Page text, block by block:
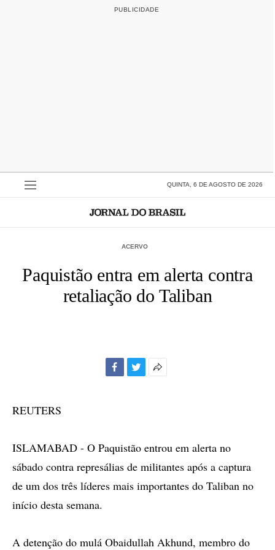
QUINTA, 6 DE AGOSTO DE 2026
ACERVO
Paquistão entra em alerta contra
retaliação do Taliban
REUTERS
ISLAMABAD - O Paquistão entrou em alerta no
sábado contra represálias de militantes após a captura
de um dos três líderes mais importantes do Taliban no
início desta semana.
A detenção do mulá Obaidullah Akhund, membro do